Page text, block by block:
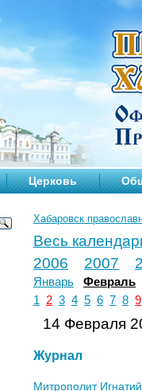
Церковь
Хабаровск
Весь
2006
2007
Январь Февраль
1
2 3 4 5 6 7 8 9
14 Февраля
Журнал
Митрополит